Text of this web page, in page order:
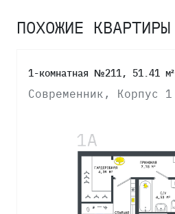
ПОХОЖИЕ КВАРТИРЫ
1-комнатная №211, 51.41 м²
Современник, Корпус 1